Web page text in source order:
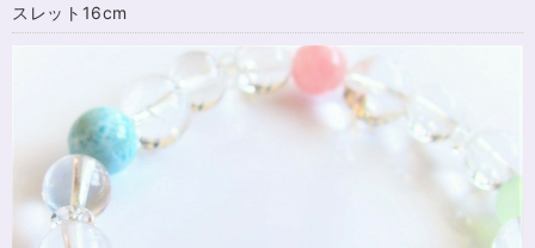
スレット16cm